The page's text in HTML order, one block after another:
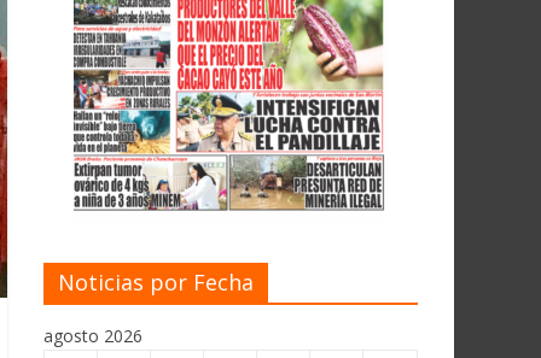
Noticias por Fecha
agosto 2026